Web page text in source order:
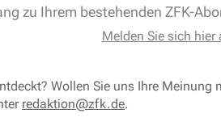
zu Ihrem bestehenden ZFK-
Melden Sie sich hier
Wollen Sie uns Ihre
redaktion@zfk.de.